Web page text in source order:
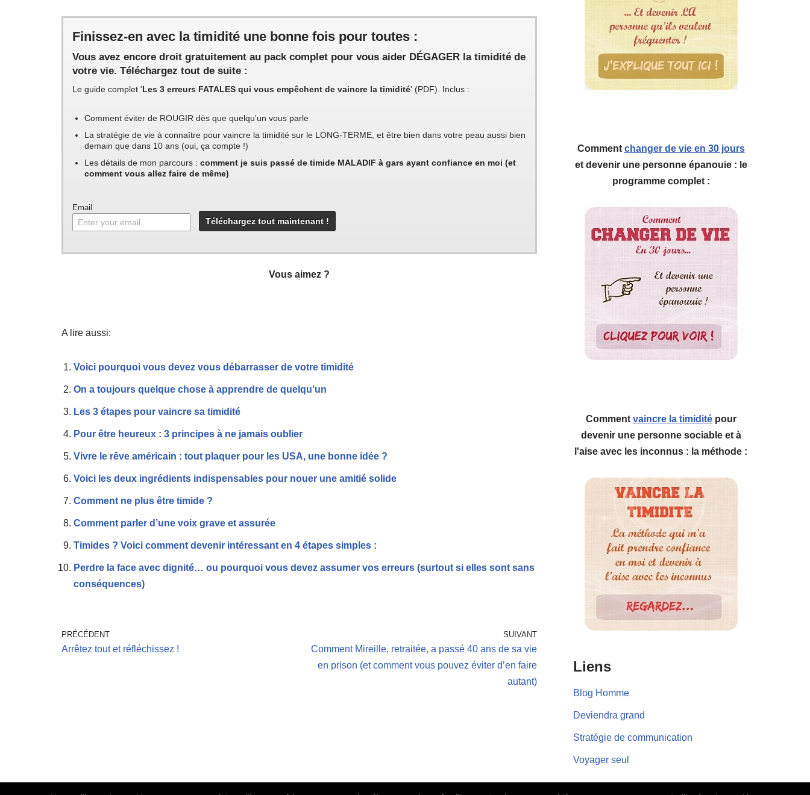
Finissez-en avec la timidité une bonne fois pour toutes :
Vous avez encore droit gratuitement au pack complet pour vous aider DÉGAGER la timidité de
votre vie. Téléchargez tout de suite :
Le guide complet 'Les 3 erreurs FATALES qui vous empêchent de vaincre la timidité' (PDF). Inclus :
Comment éviter de ROUGIR dès que quelqu'un vous parle
La stratégie de vie à connaître pour vaincre la timidité sur le LONG-TERME, et être bien dans votre peau aussi bien
demain que dans 10 ans (oui, ça compte !)
Les détails de mon parcours : comment je suis passé de timide MALADIF à gars ayant confiance en moi (et
comment vous allez faire de même)
Email
Vous aimez ?
A lire aussi:
Voici pourquoi vous devez vous débarrasser de votre timidité
On a toujours quelque chose à apprendre de quelqu’un
Les 3 étapes pour vaincre sa timidité
Pour être heureux : 3 principes à ne jamais oublier
Vivre le rêve américain : tout plaquer pour les USA, une bonne idée ?
Voici les deux ingrédients indispensables pour nouer une amitié solide
Comment ne plus être timide ?
Comment parler d’une voix grave et assurée
Timides ? Voici comment devenir intéressant en 4 étapes simples :
Perdre la face avec dignité… ou pourquoi vous devez assumer vos erreurs (surtout si elles sont sans
conséquences)
PRÉCÉDENT
Arrêtez tout et réfléchissez !
SUIVANT
Comment Mireille, retraitée, a passé 40 ans de sa vie
en prison (et comment vous pouvez éviter d’en faire
autant)
Comment changer de vie en 30 jours
et devenir une personne épanouie : le
programme complet :
Comment vaincre la timiditépour
devenir une personne sociable et à
l'aise avec les inconnus : la méthode :
Liens
Blog Homme
Deviendra grand
Stratégie de communication
Voyager seul